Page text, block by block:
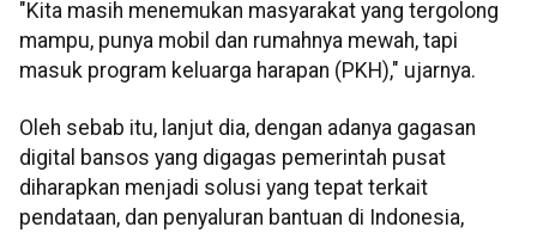
"Kita masih menemukan masyarakat yang tergolong
mampu, punya mobil dan rumahnya mewah, tapi
masuk program keluarga harapan (PKH)," ujarnya.
Oleh sebab itu, lanjut dia, dengan adanya gagasan
digital bansos yang digagas pemerintah pusat
diharapkan menjadi solusi yang tepat terkait
pendataan, dan penyaluran bantuan di Indonesia,